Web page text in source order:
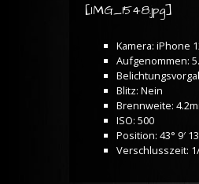
[IMG_1548.jpg]
Kamera: iPhone
Aufgenommen:
Blitz: Nein
Brennweite:
ISO: 500
Position: 43° 9′
Verschlusszeit: